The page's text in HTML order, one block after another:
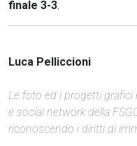
finale 3-3.
Luca Pelliccioni
Le foto ed i progetti grafici
e social network della
riconoscendo i diritti di